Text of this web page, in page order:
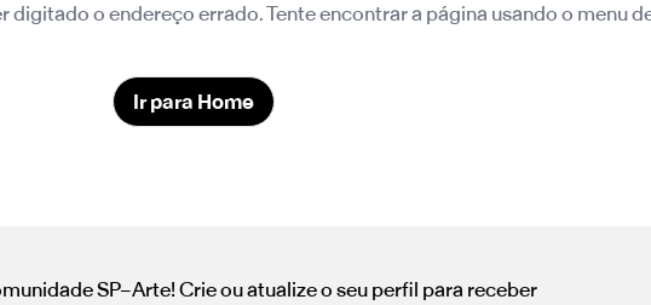
o endereço errado. Tente encontrar a página usando o menu
Ir para Home
SP–Arte! Crie ou atualize o seu perfil para receber